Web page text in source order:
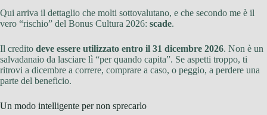
Qui arriva il dettaglio che molti sottovalutano, e che secondo me è il
vero “rischio” del Bonus Cultura 2026: scade.
Il credito deve essere utilizzato entro il 31 dicembre 2026. Non è un
salvadanaio da lasciare lì “per quando capita”. Se aspetti troppo, ti
ritrovi a dicembre a correre, comprare a caso, o peggio, a perdere una
parte del beneficio.
Un modo intelligente per non sprecarlo